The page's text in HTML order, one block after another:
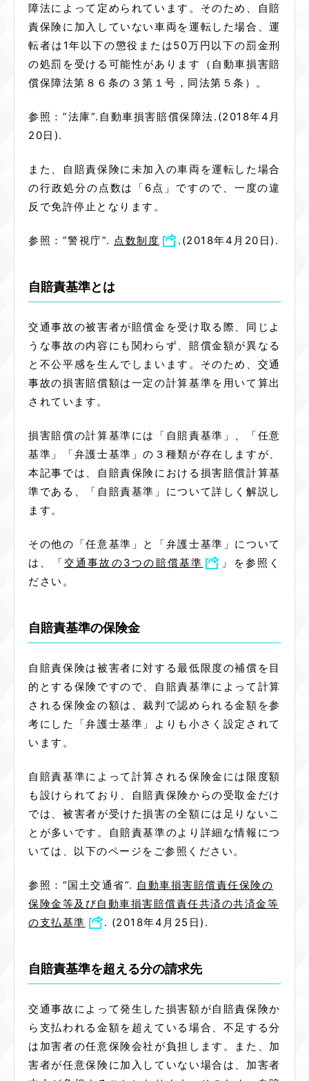
障法によって定められています。そのため、自賠
責保険に加入していない車両を運転した場合、運
転者は1年以下の懲役または50万円以下の罰金刑
の処罰を受ける可能性があります（自動車損害賠
償保障法第８６条の３第１号，同法第５条）。
参照：”法庫”.自動車損害賠償保障法.(2018年4月
20日).
また、自賠責保険に未加入の車両を運転した場合
の行政処分の点数は「6点」ですので、一度の違
反で免許停止となります。
参照：”警視庁”. 点数制度 .(2018年4月20日).
自賠責基準とは
交通事故の被害者が賠償金を受け取る際、同じよ
うな事故の内容にも関わらず、賠償金額が異なる
と不公平感を生んでしまいます。そのため、交通
事故の損害賠償額は一定の計算基準を用いて算出
されています。
損害賠償の計算基準には「自賠責基準」、「任意
基準」「弁護士基準」の３種類が存在しますが、
本記事では、自賠責保険における損害賠償計算基
準である、「自賠責基準」について詳しく解説し
ます。
その他の「任意基準」と「弁護士基準」について
は、「交通事故の3つの賠償基準
」を参照く
ださい。
自賠責基準の保険金
自賠責保険は被害者に対する最低限度の補償を目
的とする保険ですので、自賠責基準によって計算
される保険金の額は、裁判で認められる金額を参
考にした「弁護士基準」よりも小さく設定されて
います。
自賠責基準によって計算される保険金には限度額
も設けられており、自賠責保険からの受取金だけ
では、被害者が受けた損害の全額には足りないこ
とが多いです。自賠責基準のより詳細な情報につ
いては、以下のページをご参照ください。
参照： “国土交通省“. 自動車損害賠償責任保険の
保険金等及び自動車損害賠償責任共済の共済金等
の支払基準
. (2018年4月25日).
自賠責基準を超える分の請求先
交通事故によって発生した損害額が自賠責保険か
ら支払われる金額を超えている場合、不足する分
は加害者の任意保険会社が負担します。また、加
害者が任意保険に加入していない場合は、加害者